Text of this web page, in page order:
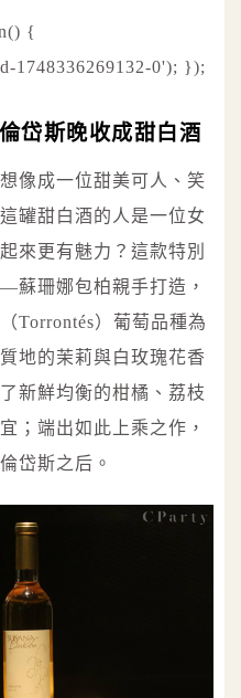
{
1748336269132-0'); });
岱斯晚收成甜白酒
像成一位甜美可人、笑
罐甜白酒的人是一位女
來更有魅力？這款特別
蘇珊娜包柏親手打造，
Torrontés）葡萄品種為
地的茉莉與白玫瑰花香
新鮮均衡的柑橘、荔枝
；端出如此上乘之作，
岱斯之后。